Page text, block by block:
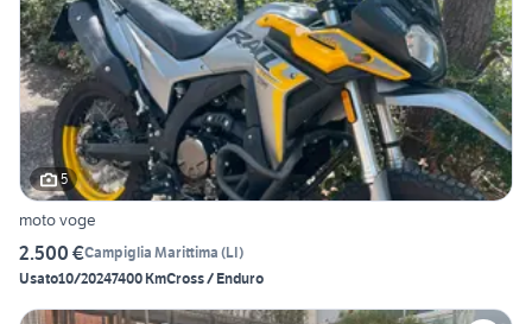
5
moto voge
2.500 €Campiglia Marittima (LI)
Usato10/20247400 KmCross / Enduro